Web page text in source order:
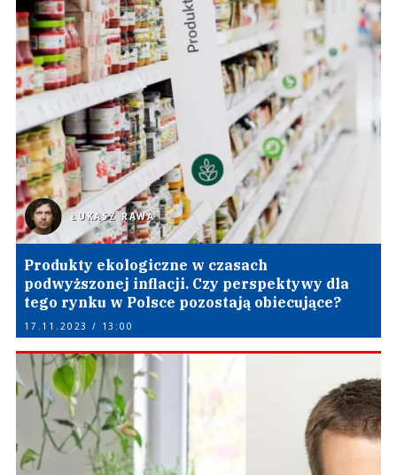
ŁUKASZ RAWA
Produkty ekologiczne w czasach
podwyższonej inflacji. Czy perspektywy dla
tego rynku w Polsce pozostają obiecujące?
17.11.2023 / 13:00